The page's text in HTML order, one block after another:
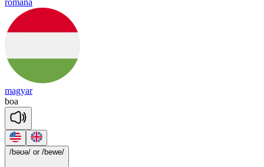
română
magyar
boa
/bəʊə/ or /bewe/